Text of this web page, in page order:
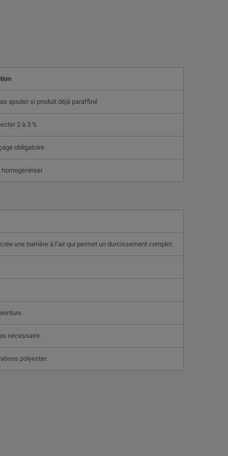
ajouter si produit déjà paraffiné
2 à 3 %
obligatoire
homogénéiser
une barrière à l’air qui permet un durcissement complet.
nécessaire.
polyester.